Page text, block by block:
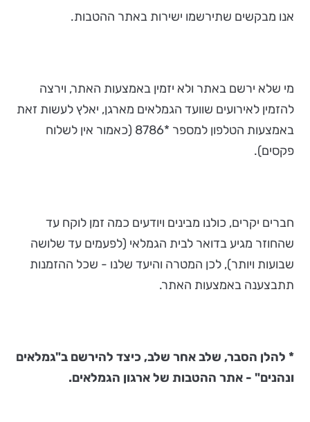
אנו מבקשים שתירשמו ישירות באתר ההטבות.
מי שלא ירשם באתר ולא יזמין באמצעות האתר, וירצה
להזמין לאירועים שוועד הגמלאים מארגן, יאלץ לעשות זאת
באמצעות הטלפון למספר *8786 (כאמור אין לשלוח
פקסים).
חברים יקרים, כולנו מבינים ויודעים כמה זמן לוקח עד
שהחוזר מגיע בדואר לבית הגמלאי (לפעמים עד שלושה
שבועות ויותר), לכן המטרה והיעד שלנו - שכל ההזמנות
תתבצענה באמצעות האתר.
* להלן הסבר, שלב אחר שלב, כיצד להירשם ב"גמלאים
ונהנים" - אתר ההטבות של ארגון הגמלאים.